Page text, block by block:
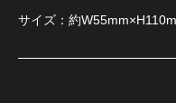
サイズ：約